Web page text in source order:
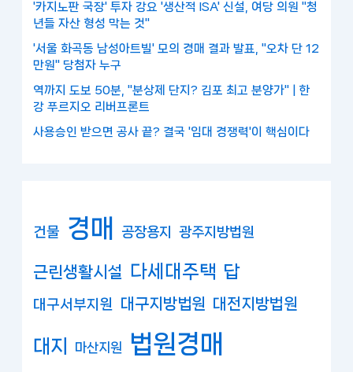
'카지노판 국장' 투자 강요 '생산적 ISA' 신설, 여당 의원 "청
년들 자산 형성 막는 것"
'서울 화곡동 남성아트빌' 모의 경매 결과 발표, "오차 단 12
만원" 당첨자 누구
역까지 도보 50분, "분상제 단지? 김포 최고 분양가" | 한
강 푸르지오 리버프론트
사용승인 받으면 공사 끝? 결국 '임대 경쟁력'이 핵심이다
건물 경매 공장용지 광주지방법원
근린생활시설 다세대주택 답
대구서부지원 대구지방법원 대전지방법원
대지 마산지원 법원경매